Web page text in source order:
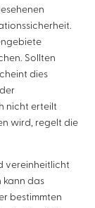
Sollten
dies
nicht erteilt
wird, regelt die
vereinheitlicht
kann das
bestimmten